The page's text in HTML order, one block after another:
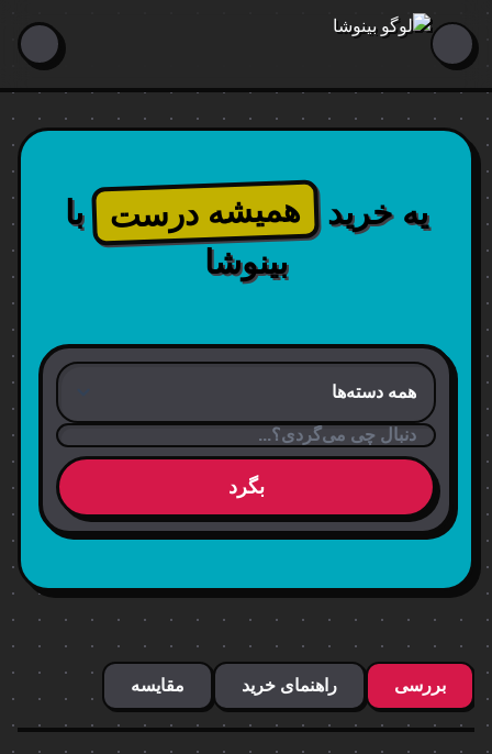
یه خرید همیشه درست با
بینوشا
بگرد
بررسی راهنمای خرید مقایسه